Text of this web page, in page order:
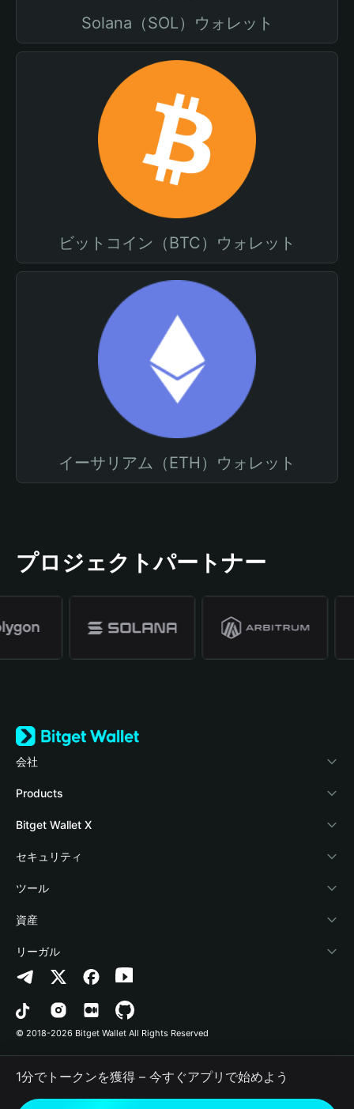
Solana（SOL）ウォレット
ビットコイン（BTC）ウォレット
イーサリアム（ETH）ウォレット
プロジェクトパートナー
会社
Bitget Walletについて
ブログ
アカデミー
暗号資産ニュース
Help Center
お問い合わせ
ブランドリソース
キャリア
Products
Crypto Card
Stablecoin Earn
Payfi Crypto
Crypto Swap API
Altcoin Season Index
Prediction Markets
DApp
RWA
Bitget Wallet X
デベロッパー
ウォレットを接続
Bitget Wallet Pay
プロジェクトを掲載
セキュリティ
保護基金
セキュリティ技術
ツール
暗号資産を購入
認証検出
コントラクト検出
一括送金
資産
Arbitrum
Avalanche
Bitcoin
Polygon
リーガル
プライバシーポリシー
利用規約
© 2018-2026 Bitget Wallet All Rights Reserved
1分でトークンを獲得 – 今すぐアプリで始めよう